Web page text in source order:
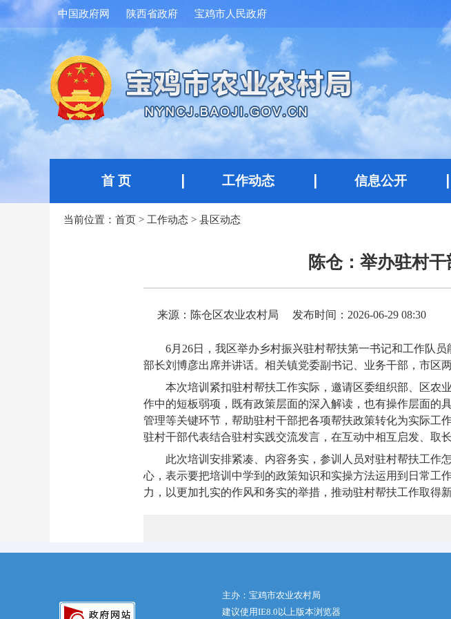
中国政府网 陕西省政府 宝鸡市人民政府
首 页 工作动态 信息公开
当前位置： 首页 > 工作动态 > 县区动态
陈仓：举办驻村
来源：陈仓区农业农村局 发布时间：2026-06-29 08:30
6月26日，我区举办乡村振兴驻村帮扶第一书记和工作队
部长刘博彦出席并讲话。相关镇党委副书记、业务干部，市区
本次培训紧扣驻村帮扶工作实际，邀请区委组织部、区农
作中的短板弱项，既有政策层面的深入解读，也有操作层面的
管理等关键环节，帮助驻村干部把各项帮扶政策转化为实际工
驻村干部代表结合驻村实践交流发言，在互动中相互启发、取长
此次培训安排紧凑、内容务实，参训人员对驻村帮扶工作
心，表示要把培训中学到的政策知识和实操方法运用到日常工
力，以更加扎实的作风和务实的举措，推动驻村帮扶工作取得新
主办：宝鸡市农业农村局
建议使用IE8.0以上版本浏览器